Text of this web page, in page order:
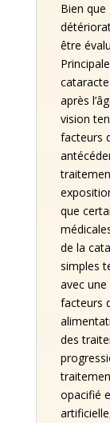
Bien
être
après
vision
facteurs
que
de la
simples
avec
facteurs
des
opacifié